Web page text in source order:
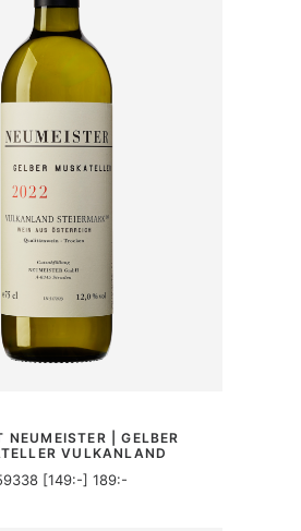
NEUMEISTER | GELBER
VULKANLAND
[149:-] 189:-